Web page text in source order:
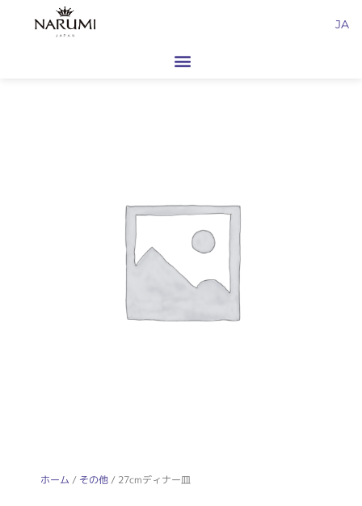
JA
ホーム / その他/ 27cmディナー皿